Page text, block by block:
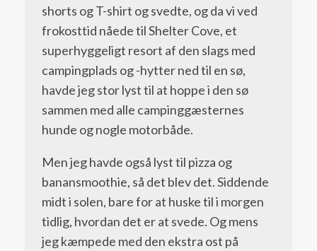
shorts og T-shirt og svedte, og da vi ved
frokosttid nåede til Shelter Cove, et
superhyggeligt resort af den slags med
campingplads og -hytter ned til en sø,
havde jeg stor lyst til at hoppe i den sø
sammen med alle campinggæsternes
hunde og nogle motorbåde.
Men jeg havde også lyst til pizza og
banansmoothie, så det blev det. Siddende
midt i solen, bare for at huske til i morgen
tidlig, hvordan det er at svede. Og mens
jeg kæmpede med den ekstra ost på